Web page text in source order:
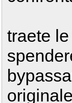
traete
originale